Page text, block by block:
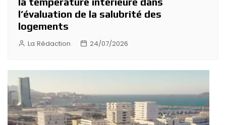
l’évaluation de la salubrité des
logements
La Rédaction 24/07/2026